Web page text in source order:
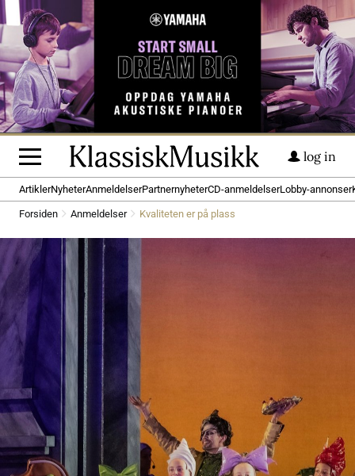
log in
ArtiklerNyheterAnmeldelserPartnernyheterCD-anmeldelserLobby-annonser
Forsiden Anmeldelser Kvaliteten er på plass